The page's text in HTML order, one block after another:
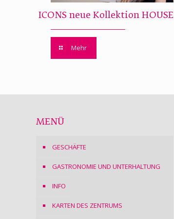
ICONS neue Kollektion HOUSE
Mehr
MENÜ
GESCHÄFTE
GASTRONOMIE UND UNTERHALTUNG
INFO
KARTEN DES ZENTRUMS